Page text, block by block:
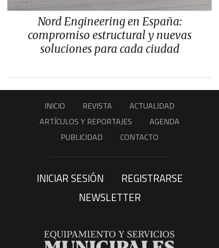
Nord Engineering en España:
compromiso estructural y nuevas
soluciones para cada ciudad
INICIO REVISTA
ACTUALIDAD
ARTÍCULOS Y REPORTAJES
AGENDA
PUBLICIDAD
CONTACTO
INICIAR SESIÓN
REGISTRARSE
NEWSLETTER